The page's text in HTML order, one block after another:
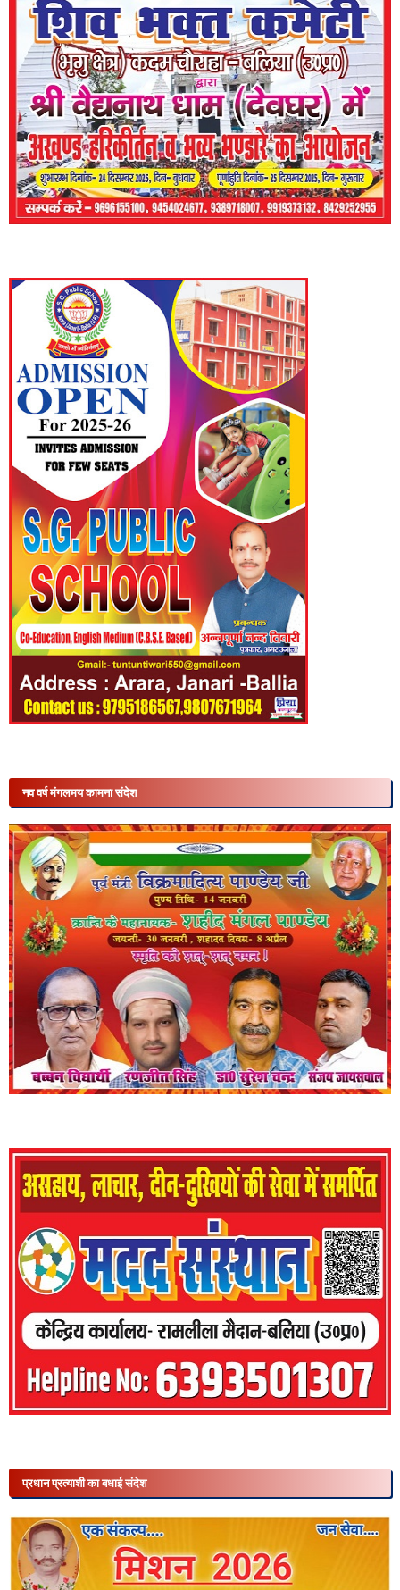
नव वर्ष मंगलमय कामना संदेश
प्रधान प्रत्याशी का बधाई संदेश